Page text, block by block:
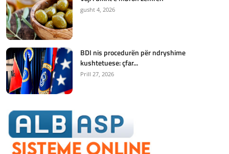
gusht 4, 2026
BDI nis procedurën për ndryshime
kushtetuese: çfar...
Prill 27, 2026